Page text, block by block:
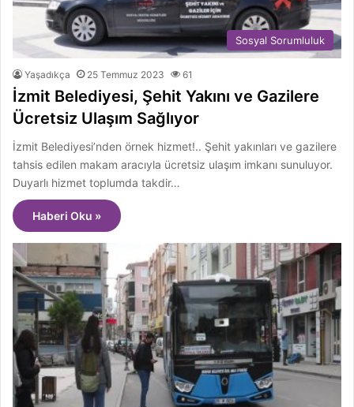
Sosyal Sorumluluk
Yaşadıkça 25 Temmuz 2023 61
İzmit Belediyesi, Şehit Yakını ve Gazilere
Ücretsiz Ulaşım Sağlıyor
İzmit Belediyesi’nden örnek hizmet!.. Şehit yakınları ve gazilere
tahsis edilen makam aracıyla ücretsiz ulaşım imkanı sunuluyor.
Duyarlı hizmet toplumda takdir…
Haberi Oku »